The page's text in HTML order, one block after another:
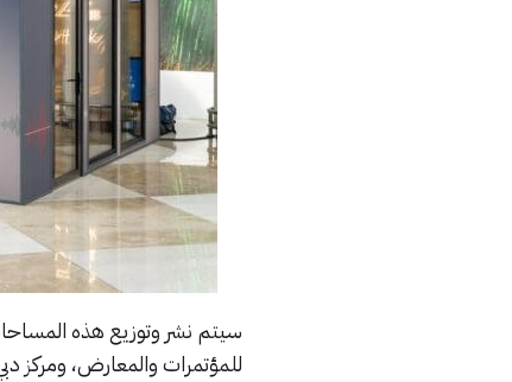
سيتم نشر وتوزيع هذه
للمؤتمرات والمعارض، ومركز